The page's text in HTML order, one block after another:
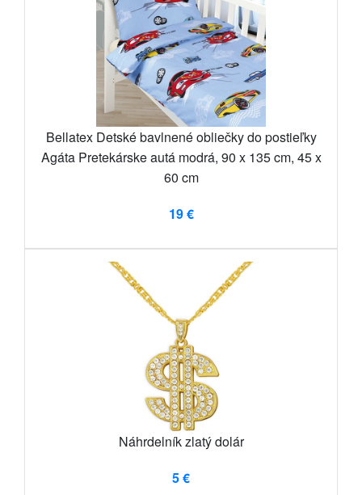
Bellatex Detské bavlnené obliečky do postieľky
Agáta Pretekárske autá modrá, 90 x 135 cm, 45 x
60 cm
19 €
Náhrdelník zlatý dolár
5 €